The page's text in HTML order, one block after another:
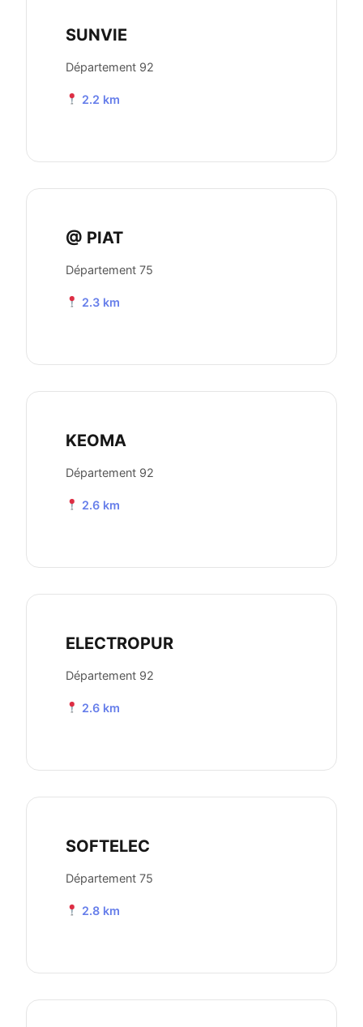
SUNVIE
Département 92
2.2 km
@ PIAT
Département 75
2.3 km
KEOMA
Département 92
2.6 km
ELECTROPUR
Département 92
2.6 km
SOFTELEC
Département 75
2.8 km